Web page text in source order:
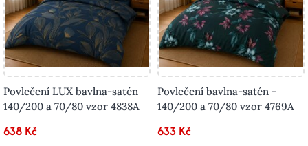
Povlečení LUX bavlna-satén
140/200 a 70/80 vzor 4838A
638 Kč
Povlečení bavlna-satén -
140/200 a 70/80 vzor 4769A
633 Kč